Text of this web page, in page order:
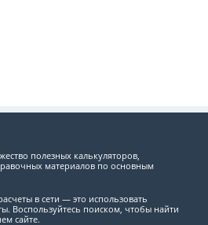
полезных калькуляторов,
материалов по основным
в сети — это использовать
Воспользуйтесь поиском, чтобы найти
сайте.